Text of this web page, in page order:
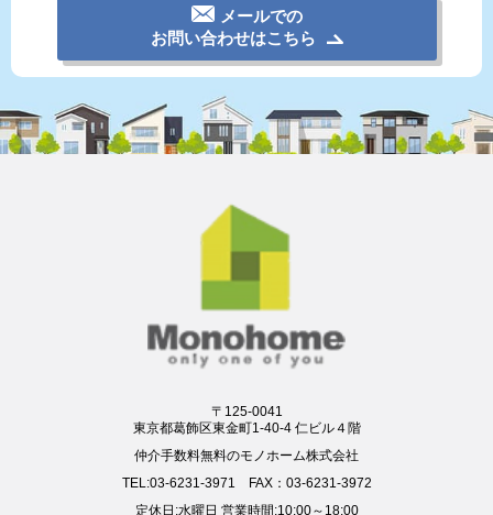
メールでの
お問い合わせはこちら
〒125-0041
東京都葛飾区東金町1-40-4 仁ビル４階
仲介手数料無料のモノホーム株式会社
TEL:03-6231-3971 FAX：03-6231-3972
定休日:水曜日 営業時間:10:00～18:00